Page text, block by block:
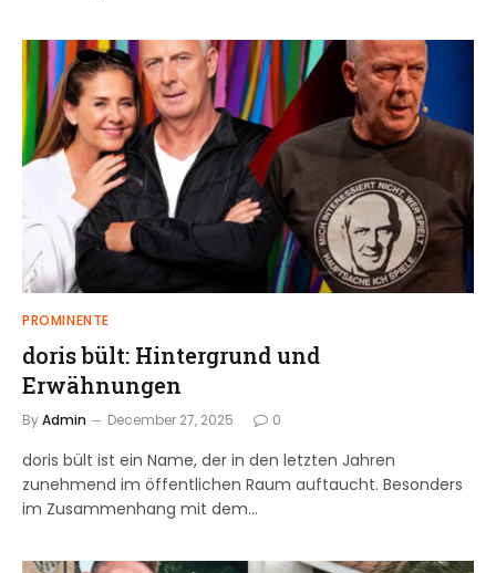
PROMINENTE
doris bült: Hintergrund und
Erwähnungen
ByAdmin December 27, 2025 0
doris bült ist ein Name, der in den letzten Jahren
zunehmend im öffentlichen Raum auftaucht. Besonders
im Zusammenhang mit dem…